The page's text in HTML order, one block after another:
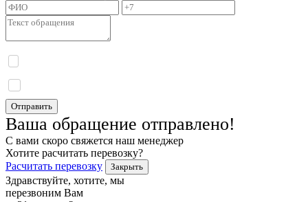
Отправить
Ваша обращение отправлено!
С вами скоро свяжется наш менеджер
Хотите расчитать перевозку?
Расчитать перевозку
Закрыть
Здравствуйте, хотите, мы
перезвоним Вам